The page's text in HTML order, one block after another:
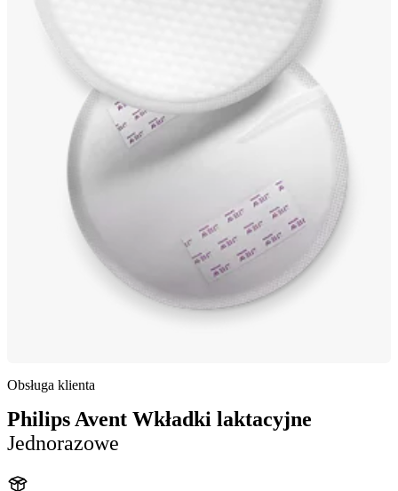
Obsługa klienta
Philips Avent Wkładki laktacyjne
Jednorazowe